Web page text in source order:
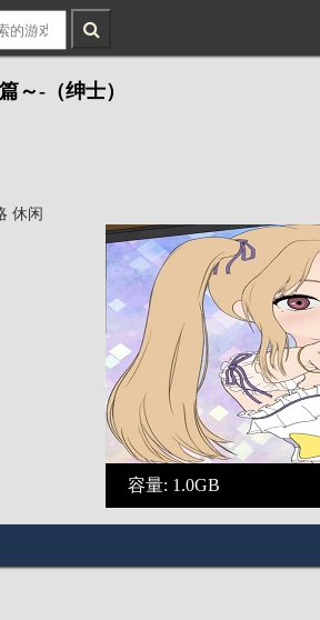
～-（绅士）
休闲
容量: 1.0GB